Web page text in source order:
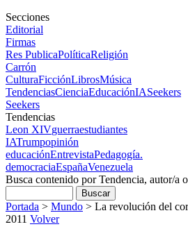
Secciones
Editorial
Firmas
Res PublicaPolíticaReligión
Carrón
CulturaFicciónLibrosMúsica
TendenciasCienciaEducaciónIASeekers
Seekers
Tendencias
Leon XIVguerraestudiantes
IATrumpopinión
educaciónEntrevistaPedagogía.
democraciaEspañaVenezuela
Busca contenido por Tendencia, autor/a
Portada > Mundo > La revolución del
2011 Volver